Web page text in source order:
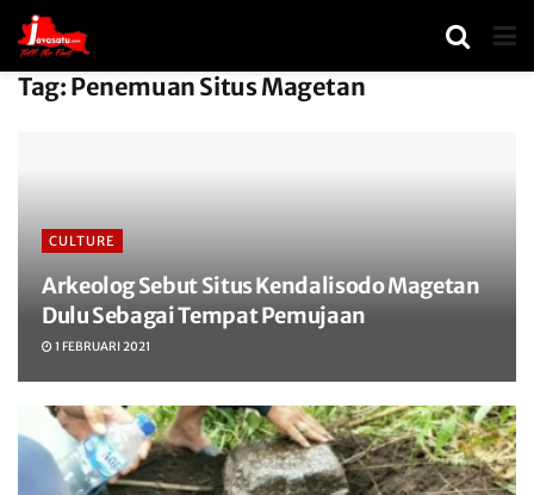
Tag: Penemuan Situs Magetan
CULTURE
Arkeolog Sebut Situs Kendalisodo Magetan
Dulu Sebagai Tempat Pemujaan
1 FEBRUARI 2021